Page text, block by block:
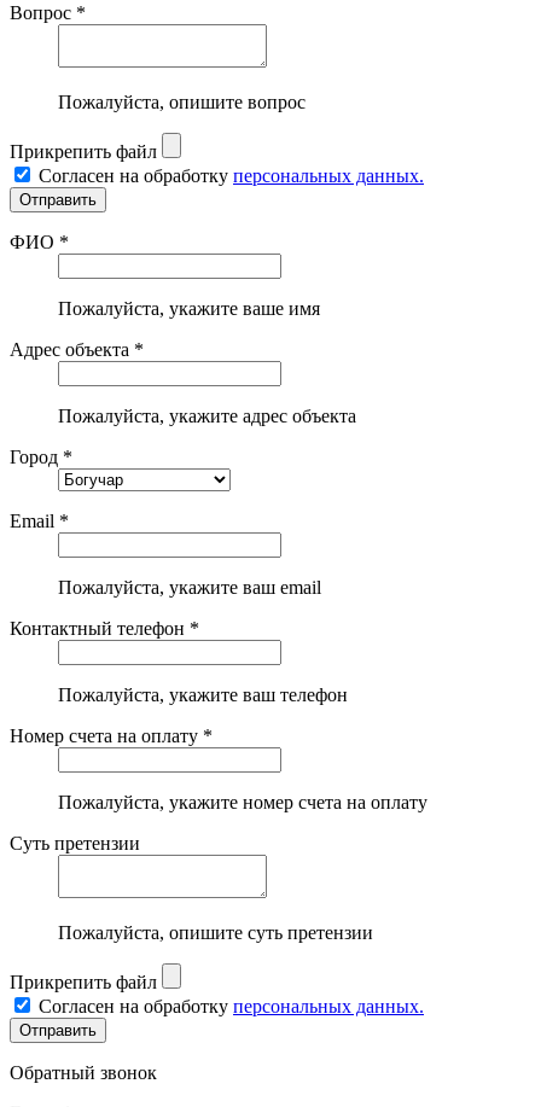
Вопрос *
Пожалуйста, опишите вопрос
Прикрепить файл
Согласен на обработку персональных данных.
ФИО *
Пожалуйста, укажите ваше имя
Адрес объекта *
Пожалуйста, укажите адрес объекта
Город *
Email *
Пожалуйста, укажите ваш email
Контактный телефон *
Пожалуйста, укажите ваш телефон
Номер счета на оплату *
Пожалуйста, укажите номер счета на оплату
Суть претензии
Пожалуйста, опишите суть претензии
Прикрепить файл
Согласен на обработку персональных данных.
Обратный звонок